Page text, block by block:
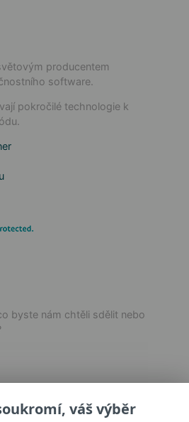
producentem
software.
pokročilé technologie k
byste nám chtěli sdělit nebo
údajů
váš výběr